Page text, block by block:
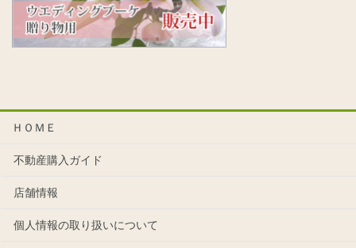
ＨＯＭＥ
不動産購入ガイド
店舗情報
個人情報の取り扱いについて